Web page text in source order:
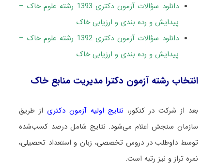
دانلود سؤالات آزمون دکتری 1393 رشته علوم خاک –
پیدایش و رده بندی و ارزیابی خاک
دانلود سؤالات آزمون دکتری 1392 رشته علوم خاک –
پیدایش و رده بندی و ارزیابی خاک
انتخاب رشته آزمون دکترا مدیریت منابع خاک
بعد از شرکت در کنکور، نتایج اولیه آزمون دکتری از طریق
سازمان سنجش اعلام می‌شود. نتایج شامل درصد کسب‌شده
توسط داوطلب در دروس تخصصی، زبان و استعداد تحصیلی،
نمره تراز و نیز رتبه است.